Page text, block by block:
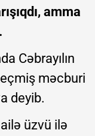
amma
Cəbrayılın
məcburi
deyib.
üzvü ilə